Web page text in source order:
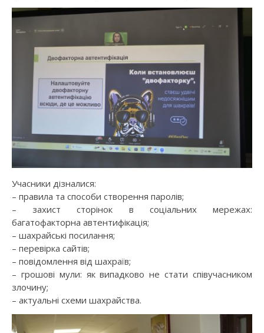
Учасники дізналися:
– правила та способи створення паролів;
– захист сторінок в соціальних мережах:
багатофакторна автентифікація;
– шахрайські посилання;
– перевірка сайтів;
– повідомлення від шахраїв;
– грошові мули: як випадково не стати співучасником
злочину;
– актуальні схеми шахрайства.